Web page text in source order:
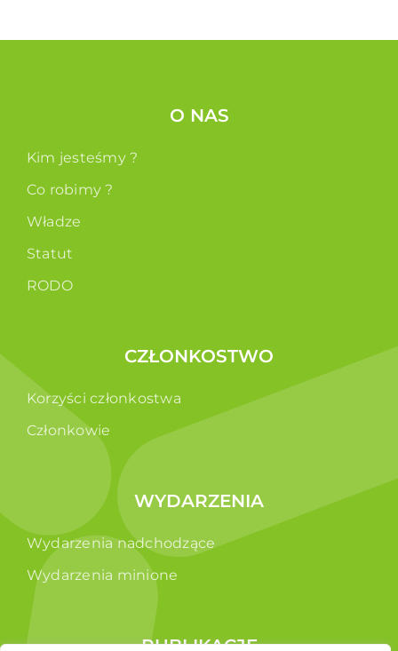
O NAS
Kim jesteśmy ?
Co robimy ?
Władze
Statut
RODO
CZŁONKOSTWO
Korzyści członkostwa
Członkowie
WYDARZENIA
Wydarzenia nadchodzące
Wydarzenia minione
PUBLIKACJE